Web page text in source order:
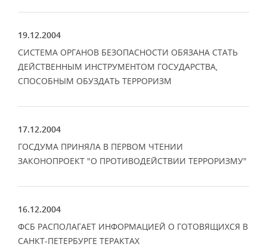
19.12.2004
СИСТЕМА ОРГАНОВ БЕЗОПАСНОСТИ ОБЯЗАНА СТАТЬ
ДЕЙСТВЕННЫМ ИНСТРУМЕНТОМ ГОСУДАРСТВА,
СПОСОБНЫМ ОБУЗДАТЬ ТЕРРОРИЗМ
17.12.2004
ГОСДУМА ПРИНЯЛА В ПЕРВОМ ЧТЕНИИ
ЗАКОНОПРОЕКТ "О ПРОТИВОДЕЙСТВИИ ТЕРРОРИЗМУ"
16.12.2004
ФСБ РАСПОЛАГАЕТ ИНФОРМАЦИЕЙ О ГОТОВЯЩИХСЯ В
САНКТ-ПЕТЕРБУРГЕ ТЕРАКТАХ